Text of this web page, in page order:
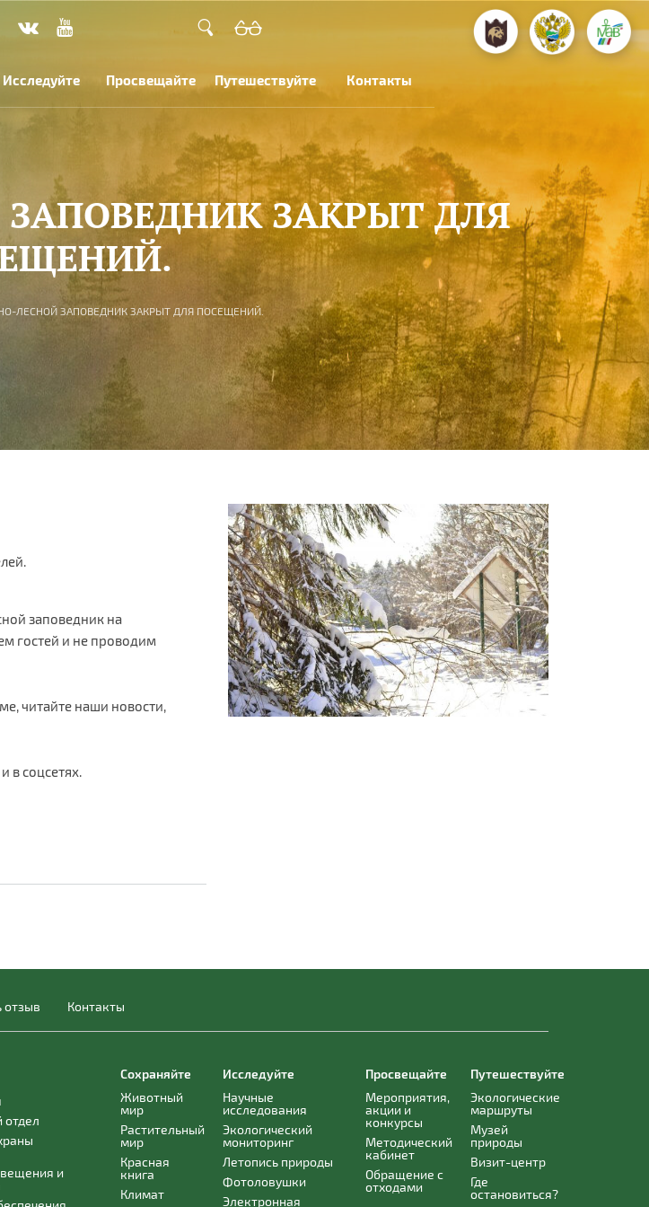
Исследуйте Просвещайте Путешествуйте Контакты
ЗАКРЫТ ДЛЯ
ЛЕСНОЙ ЗАПОВЕДНИК ЗАКРЫТ ДЛЯ ПОСЕЩЕНИЙ.
заповедник на
гостей и не проводим
читайте наши новости,
в соцсетях.
отзыв Контакты
отдел
и
Сохраняйте
Животный
мир
Растительный
мир
Красная
книга
Климат
Исследуйте
Научные
исследования
Экологический
мониторинг
Летопись природы
Фотоловушки
Электронная
Просвещайте
Мероприятия,
акции и
конкурсы
Методический
кабинет
Обращение с
отходами
Путешествуйте
Экологические
маршруты
Музей
природы
Визит-центр
Где
остановиться?